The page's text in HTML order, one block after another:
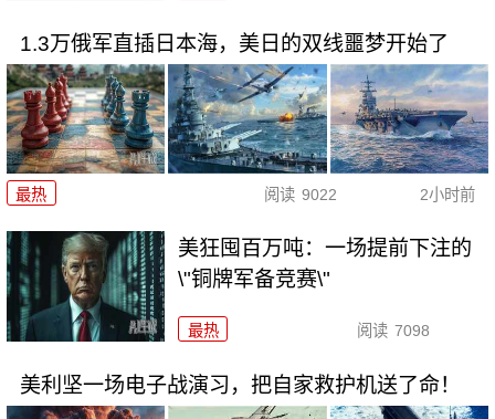
1.3万俄军直插日本海，美日的双线噩梦开始了
最热 阅读 9022 2小时前
美狂囤百万吨：一场提前下注的
\"铜牌军备竞赛\"
最热 阅读 7098
美利坚一场电子战演习，把自家救护机送了命！